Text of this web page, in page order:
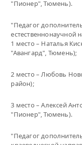
"Пионер", Тюмень).
"Педагог
естественнонаучной
1 место – Наталья
"Авангард", Тюмень);
2 место – Любовь
район);
3 место – Алексей
"Пионер", Тюмень).
"Педагог